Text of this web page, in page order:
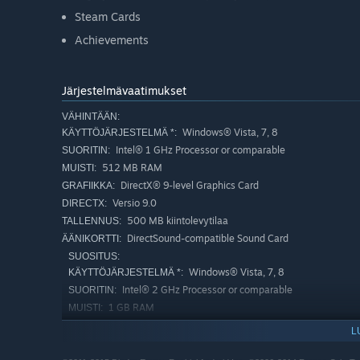
Steam Cards
Achievements
Järjestelmävaatimukset
VÄHINTÄÄN:
KÄYTTÖJÄRJESTELMÄ *: Windows® Vista, 7, 8
SUORITIN: Intel® 1 GHz Processor or comparable
MUISTI: 512 MB RAM
GRAFIIKKA: DirectX® 9-level Graphics Card
DIRECTX: Versio 9.0
TALLENNUS: 500 MB kiintolevytilaa
ÄÄNIKORTTI: DirectSound-compatible Sound Card
SUOSITUS:
KÄYTTÖJÄRJESTELMÄ *: Windows® Vista, 7, 8
SUORITIN: Intel® 2 GHz Processor or comparable
MUISTI: 1 GB RAM